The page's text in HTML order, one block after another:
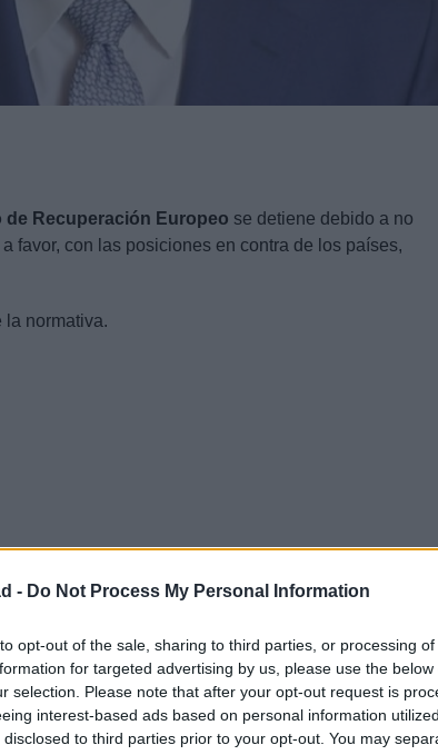
- Do Not Process My Personal Information
opt-out of the sale, sharing to third parties, or processing
for targeted advertising by us, please use the
selection. Please note that after your opt-out request is
interest-based ads based on personal information
disclosed to third parties prior to your opt-out. You may
de Recuperación Europeo se detiene debido a no
favor, con las posiciones en contra de los países,
la normativa.
dinero a sus demás socios europeos.
Recuperación Europeo
ayudas europeas, dos capitales, en este caso,
a la aprobación del fondo tras el positivo del resto